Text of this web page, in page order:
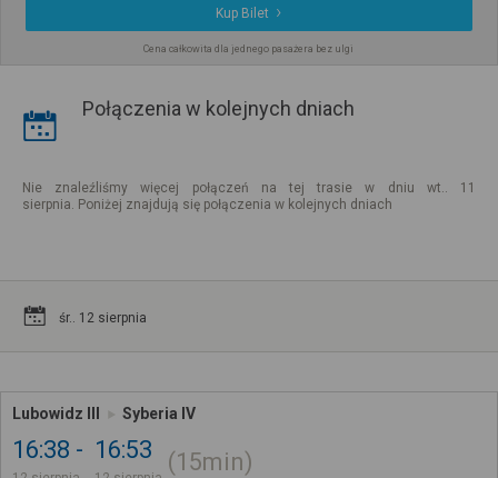
Kup Bilet
Cena całkowita dla jednego pasażera bez ulgi
Połączenia w kolejnych dniach
Nie znaleźliśmy więcej połączeń na tej trasie w dniu wt.. 11
sierpnia. Poniżej znajdują się połączenia w kolejnych dniach
śr.. 12 sierpnia
Lubowidz III Syberia IV
16:38 16:53 15min